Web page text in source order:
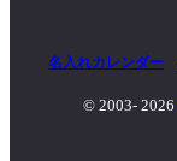
名入れカレンダー
© 2003- 2026